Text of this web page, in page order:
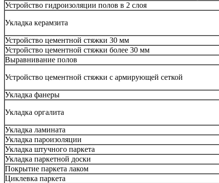
Устройство гидроизоляции полов в 2 слоя
Укладка керамзита
Устройство цементной стяжки 30 мм
Устройство цементной стяжки более 30 мм
Выравнивание полов
Устройство цементной стяжки с армирующей сеткой
Укладка фанеры
Укладка оргалита
Укладка ламината
Укладка пароизоляции
Укладка штучного паркета
Укладка паркетной доски
Покрытие паркета лаком
Циклевка паркета